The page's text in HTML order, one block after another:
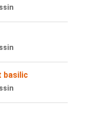
basilic